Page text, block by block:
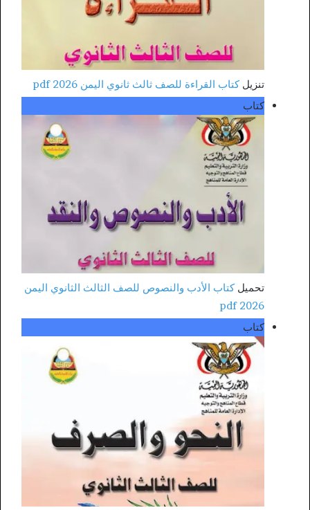
تنزيلكتاب القراءة للصف ثالث ثانوي اليمن 2026 pdf
كتاب
تحميلكتاب الأدب والنصوص للصف الثالث الثانوي اليمن
2026 pdf
كتاب